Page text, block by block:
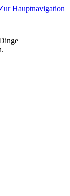
Hauptnavigation